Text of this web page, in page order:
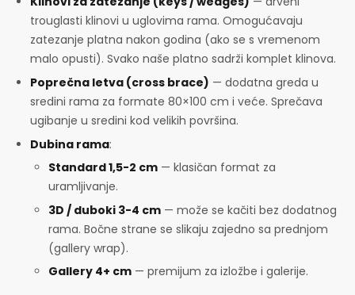
trouglasti klinovi u uglovima rama. Omogućavaju
zatezanje platna nakon godina (ako se s vremenom
malo opusti). Svako naše platno sadrži komplet klinova.
Poprečna letva (cross brace) — dodatna greda u
sredini rama za formate 80×100 cm i veće. Sprečava
ugibanje u sredini kod velikih površina.
Dubina rama:
Standard 1,5-2 cm— klasičan format za
uramljivanje.
3D / duboki 3-4 cm— može se kačiti bez dodatnog
rama. Bočne strane se slikaju zajedno sa prednjom
(gallery wrap).
Gallery 4+ cm— premijum za izložbe i galerije.